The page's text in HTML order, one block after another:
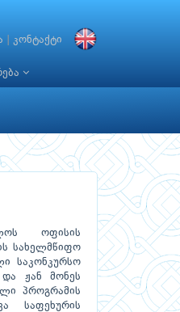
კონტაქტი
ოფისის
სახელმწიფო
საკონკურსო
და ჟან მონეს
პროგრამის
საფეხურის